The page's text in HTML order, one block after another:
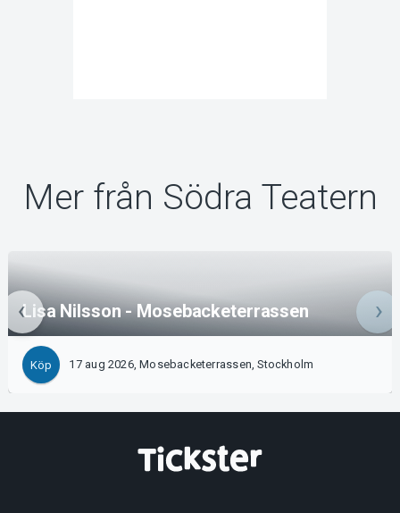
Mer från Södra Teatern
Lisa Nilsson - Mosebacketerrassen
Köp 17 aug 2026, Mosebacketerrassen, Stockholm